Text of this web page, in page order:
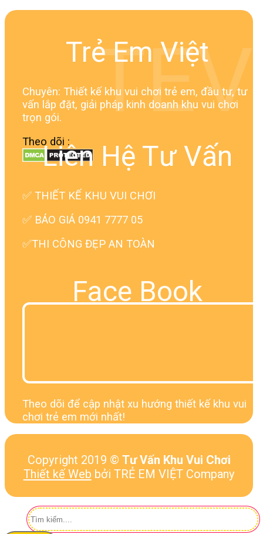
Trẻ Em Việt
Chuyên: Thiết kế khu vui chơi trẻ em, đầu tư, tư
vấn lắp đặt, giải pháp kinh doanh khu vui chơi
trọn gói.
Theo dõi :
TEV
Liên Hệ Tư Vấn
✅THIẾT KẾ KHU VUI CHƠI
✅ BÁO GIÁ 0941 7777 05
✅THI CÔNG ĐẸP AN TOÀN
Face Book
Theo dõi để cập nhật xu hướng thiết kế khu vui
chơi trẻ em mới nhất!
Copyright 2019 © Tư Vấn Khu Vui Chơi
Thiết kế Web bởi TRẺ EM VIỆT Company
Tìm
kiếm: